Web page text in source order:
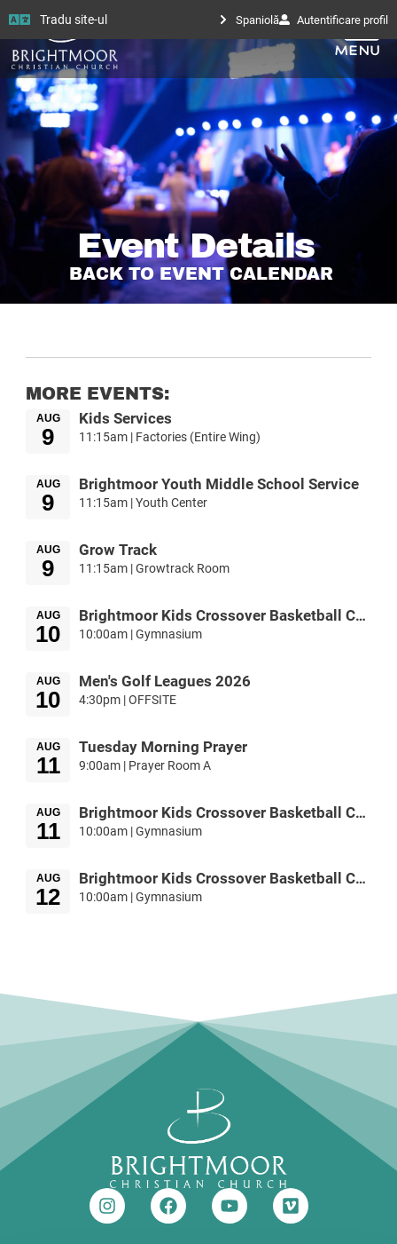
Tradu site-ul Spaniolă Autentificare profil
Event Details
BACK TO EVENT CALENDAR
MORE EVENTS:
AUG
9
Kids Services
11:15am | Factories (Entire Wing)
AUG
9
Brightmoor Youth Middle School Service
11:15am | Youth Center
AUG
9
Grow Track
11:15am | Growtrack Room
AUG
10
Brightmoor Kids Crossover Basketball Camp
10:00am | Gymnasium
AUG
10
Men's Golf Leagues 2026
4:30pm | OFFSITE
AUG
11
Tuesday Morning Prayer
9:00am | Prayer Room A
AUG
11
Brightmoor Kids Crossover Basketball Camp
10:00am | Gymnasium
AUG
12
Brightmoor Kids Crossover Basketball Camp
10:00am | Gymnasium